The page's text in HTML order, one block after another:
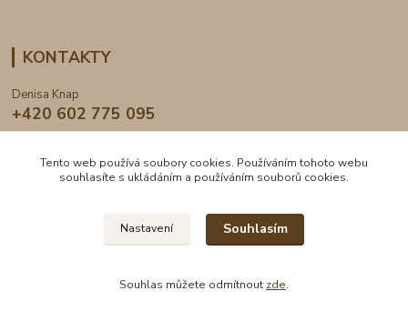
KONTAKTY
Denisa Knap
+420 602 775 095
2024 © DogDen.cz, všechna práva vyhrazena
Tento web používá soubory cookies. Používáním tohoto webu
souhlasíte s ukládáním a používáním souborů cookies.
Nastavení Souhlasím
Souhlas můžete odmítnout zde.